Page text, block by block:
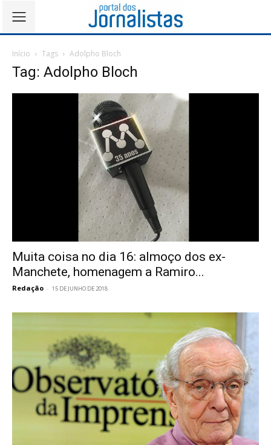
Início Tags Adolpho Bloch
Tag: Adolpho Bloch
Muita coisa no dia 16: almoço dos ex-
Manchete, homenagem a Ramiro...
Redação - 15 DE JUNHO DE 2018